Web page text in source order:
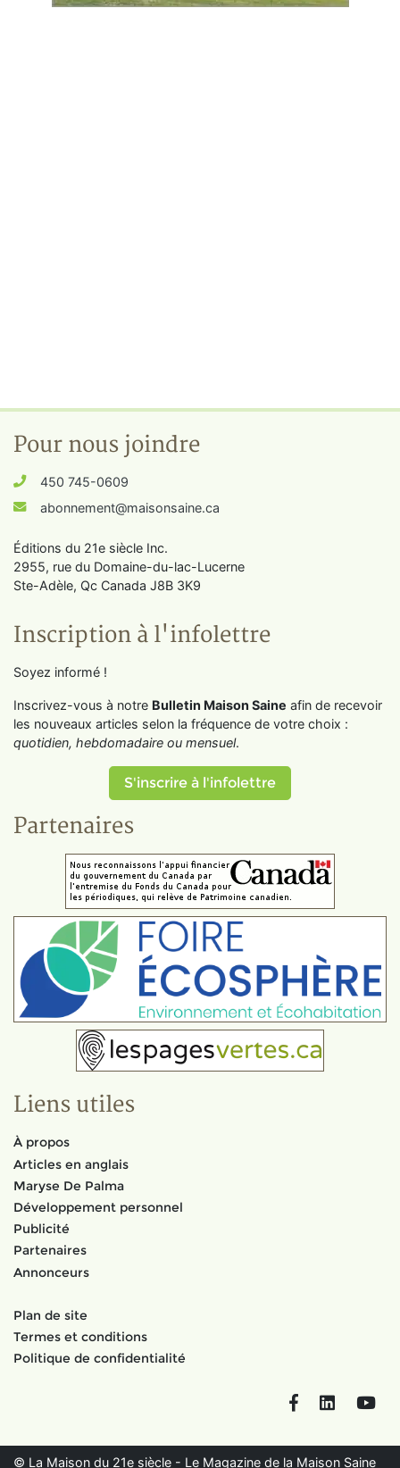
Pour nous joindre
450 745-0609
abonnement@maisonsaine.ca
Éditions du 21e siècle Inc.
2955, rue du Domaine-du-lac-Lucerne
Ste-Adèle, Qc Canada J8B 3K9
Inscription à l'infolettre
Soyez informé !
Inscrivez-vous à notre Bulletin Maison Saine afin de recevoir
les nouveaux articles selon la fréquence de votre choix :
quotidien, hebdomadaire ou mensuel.
S'inscrire à l'infolettre
Partenaires
Liens utiles
À propos
Articles en anglais
Maryse De Palma
Développement personnel
Publicité
Partenaires
Annonceurs
Plan de site
Termes et conditions
Politique de confidentialité
FacebookLinkedIn
© La Maison du 21e siècle - Le Magazine de la Maison Saine